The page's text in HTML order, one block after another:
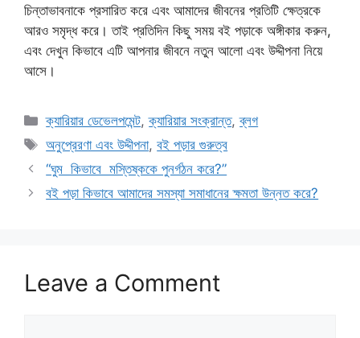
চিন্তাভাবনাকে প্রসারিত করে এবং আমাদের জীবনের প্রতিটি ক্ষেত্রকে
আরও সমৃদ্ধ করে। তাই প্রতিদিন কিছু সময় বই পড়াকে অঙ্গীকার করুন,
এবং দেখুন কিভাবে এটি আপনার জীবনে নতুন আলো এবং উদ্দীপনা নিয়ে
আসে।
Categories
ক্যারিয়ার ডেভেলপমেন্ট,ক্যারিয়ার সংক্রান্ত,ব্লগ
Tags
অনুপ্রেরণা এবং উদ্দীপনা,বই পড়ার গুরুত্ব
“ঘুম কিভাবে মস্তিষ্ককে পুনর্গঠন করে?”
বই পড়া কিভাবে আমাদের সমস্যা সমাধানের ক্ষমতা উন্নত করে?
Leave a Comment